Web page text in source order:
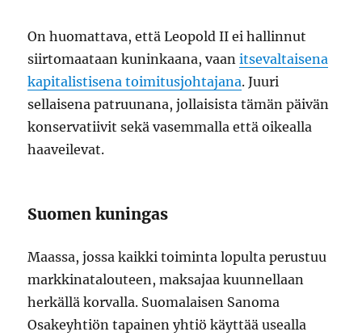
On huomattava, että Leopold II ei hallinnut
siirtomaataan kuninkaana, vaanitsevaltaisena
kapitalistisena toimitusjohtajana. Juuri
sellaisena patruunana, jollaisista tämän päivän
konservatiivit sekä vasemmalla että oikealla
haaveilevat.
Suomen kuningas
Maassa, jossa kaikki toiminta lopulta perustuu
markkinatalouteen, maksajaa kuunnellaan
herkällä korvalla. Suomalaisen Sanoma
Osakeyhtiön tapainen yhtiö käyttää usealla